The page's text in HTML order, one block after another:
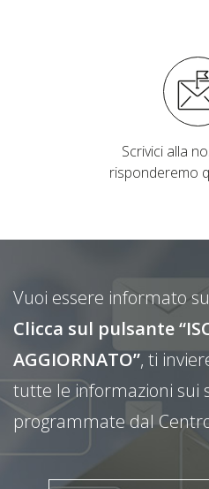
Scrivici alla
risponderemo
Vuoi essere informato
Clicca sul pulsante
AGGIORNATO”, ti
tutte le informazioni sui
programmate dal